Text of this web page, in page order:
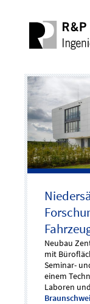
Neubau
mit
Seminar-
einem
Laboren